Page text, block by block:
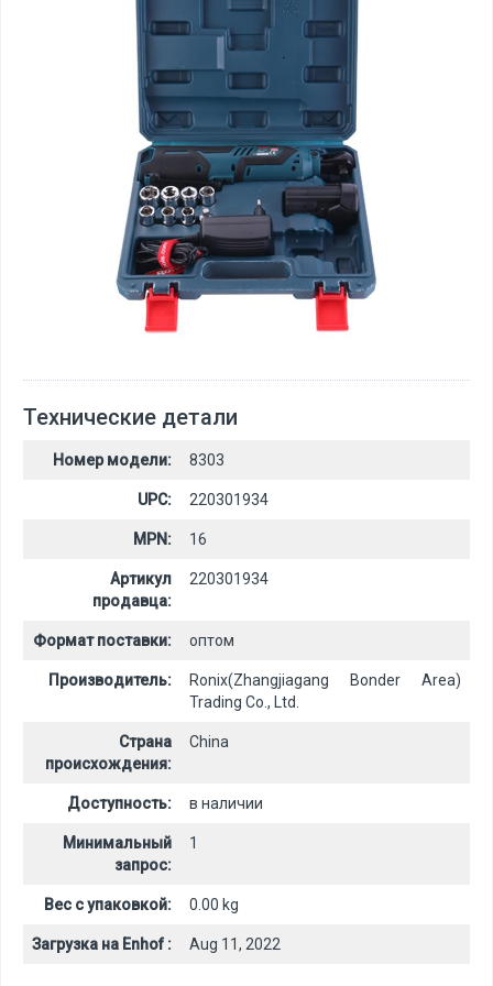
Технические детали
Номер модели: 8303
UPC: 220301934
MPN: 16
Артикул
продавца:
220301934
Формат поставки: оптом
Производитель:
Ronix(Zhangjiagang Bonder Area)
Trading Co., Ltd.
Страна
происхождения:
China
Доступность: в наличии
Минимальный
запрос:
1
Вес с упаковкой: 0.00 kg
Загрузка на Enhof : Aug 11, 2022